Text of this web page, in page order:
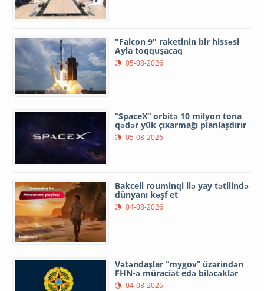
"Falcon 9" raketinin bir hissəsi
Ayla toqquşacaq
05-08-2026
“SpaceX” orbitə 10 milyon tona
qədər yük çıxarmağı planlaşdırır
05-08-2026
Bakcell rouminqi ilə yay tətilində
dünyanı kəşf et
04-08-2026
Vətəndaşlar “mygov” üzərindən
FHN-ə müraciət edə biləcəklər
04-08-2026